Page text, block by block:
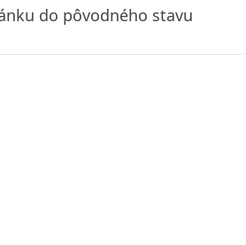
do pôvodného stavu